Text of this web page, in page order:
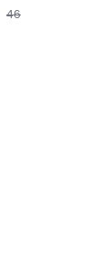
46